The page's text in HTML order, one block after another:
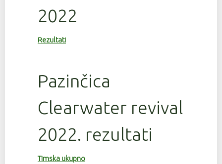
2022
Rezultati
Pazinčica
Clearwater revival
2022. rezultati
Timska ukupno